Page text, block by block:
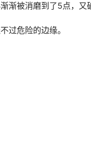
被消磨到了5点，又
危险的边缘。